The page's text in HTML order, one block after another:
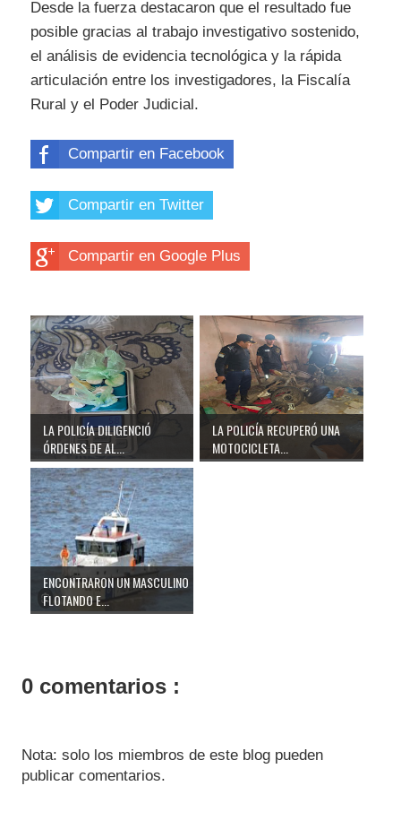
Desde la fuerza destacaron que el resultado fue
posible gracias al trabajo investigativo sostenido,
el análisis de evidencia tecnológica y la rápida
articulación entre los investigadores, la Fiscalía
Rural y el Poder Judicial.
Compartir en Facebook
Compartir en Twitter
Compartir en Google Plus
LA POLICÍA DILIGENCIÓ
ÓRDENES DE AL...
LA POLICÍA RECUPERÓ UNA
MOTOCICLETA...
ENCONTRARON UN MASCULINO
FLOTANDO E...
0 comentarios :
Nota: solo los miembros de este blog pueden
publicar comentarios.